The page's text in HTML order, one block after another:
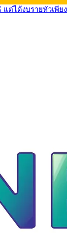
รอบ 33.00-